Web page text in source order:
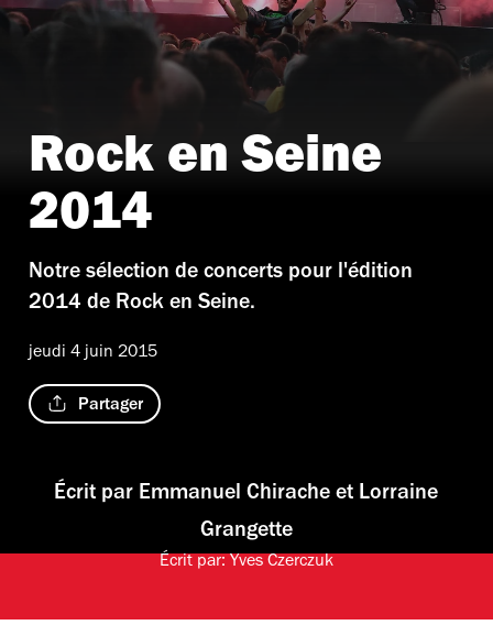
© Emmanuel Chirache
Rock en Seine
2014
Notre sélection de concerts pour l'édition
2014 de Rock en Seine.
jeudi 4 juin 2015
Partager
Écrit par Emmanuel Chirache et Lorraine
Grangette
Écrit par: Yves Czerczuk